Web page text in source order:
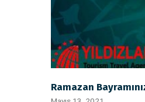
Ramazan